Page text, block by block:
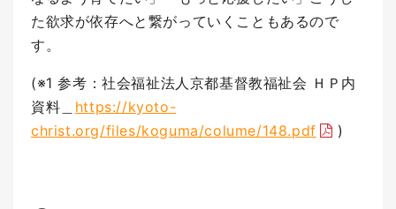
た欲求が依存へと繋がっていくこともあるので
す。
(※1 参考：社会福祉法人京都基督教福祉会 ＨＰ内
資料＿ https://kyoto-
christ.org/files/koguma/colume/148.pdf
)